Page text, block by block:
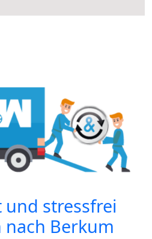
und stressfrei
nach Berkum